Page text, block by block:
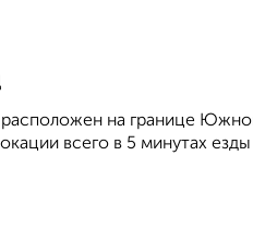
на границе
всего в 5 минутах